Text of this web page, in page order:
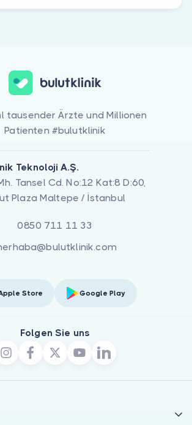
tausender Ärzte und Millionen
Patienten #bulutklinik
Teknoloji A.Ş.
Tansel Cd. No:12 Kat:8 D:60,
Plaza Maltepe / İstanbul
0850 711 11 33
Store Google Play
Folgen Sie uns